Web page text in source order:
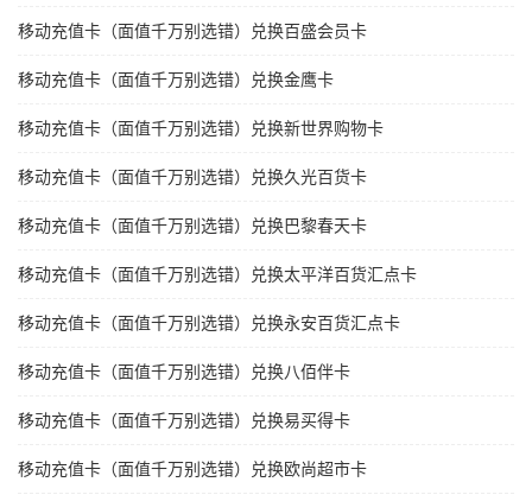
移动充值卡（面值千万别选错）兑换百盛会员卡
移动充值卡（面值千万别选错）兑换金鹰卡
移动充值卡（面值千万别选错）兑换新世界购物卡
移动充值卡（面值千万别选错）兑换久光百货卡
移动充值卡（面值千万别选错）兑换巴黎春天卡
移动充值卡（面值千万别选错）兑换太平洋百货汇点卡
移动充值卡（面值千万别选错）兑换永安百货汇点卡
移动充值卡（面值千万别选错）兑换八佰伴卡
移动充值卡（面值千万别选错）兑换易买得卡
移动充值卡（面值千万别选错）兑换欧尚超市卡